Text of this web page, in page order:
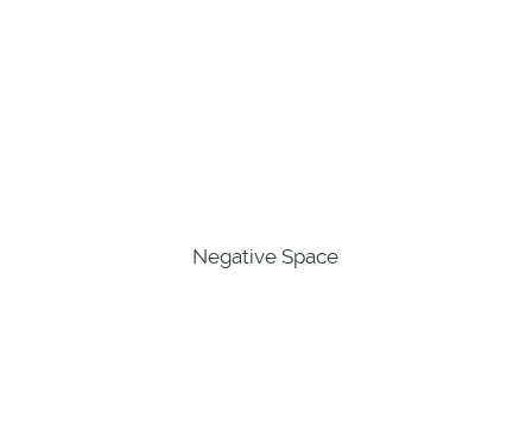
Negative Space